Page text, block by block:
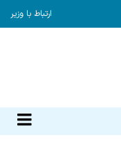
ارتباط با وزیر